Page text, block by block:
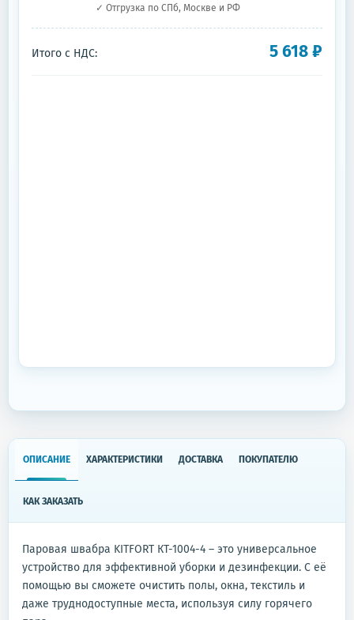
✓ Отгрузка по СПб, Москве и РФ
Итого с НДС: 5 618₽
ОПИСАНИЕ ХАРАКТЕРИСТИКИ ДОСТАВКА ПОКУПАТЕЛЮ
КАК ЗАКАЗАТЬ
Паровая швабра KITFORT КТ-1004-4 – это универсальное
устройство для эффективной уборки и дезинфекции. С её
помощью вы сможете очистить полы, окна, текстиль и
даже труднодоступные места, используя силу горячего